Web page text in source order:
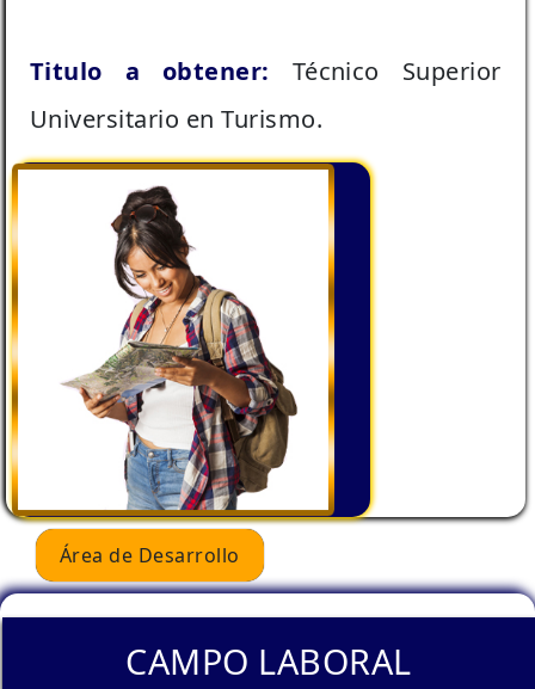
Titulo a obtener: Técnico Superior
Universitario en Turismo.
Área de Desarrollo
CAMPO LABORAL